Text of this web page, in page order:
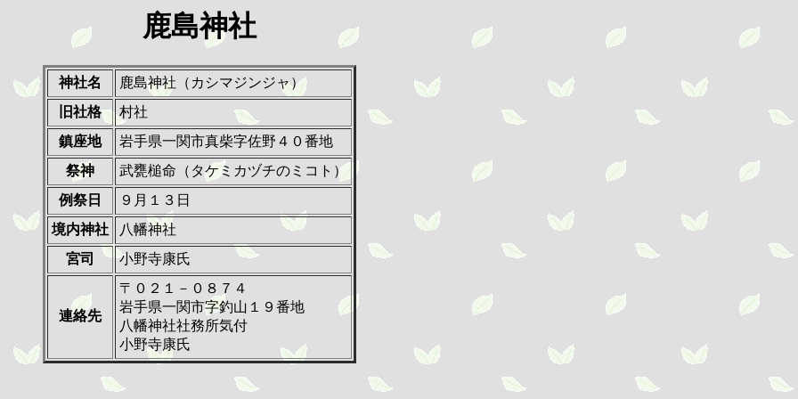
鹿島神社
神社名
鹿島神社（カシマジンジャ）
旧社格
村社
鎮座地
岩手県一関市真柴字佐野４０番地
祭神
武甕槌命（タケミカヅチのミコト）
例祭日
９月１３日
境内神社
八幡神社
宮司
小野寺康氏
連絡先
〒０２１－０８７４
岩手県一関市字釣山１９番地
八幡神社社務所気付
小野寺康氏